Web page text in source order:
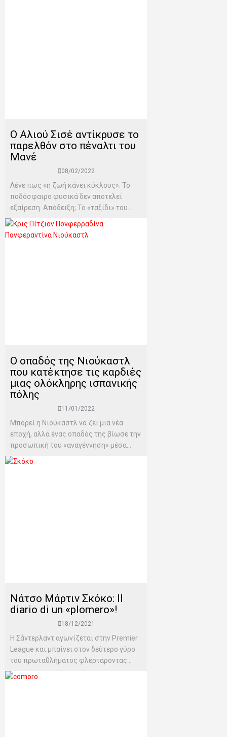
Ο Αλιού Σισέ αντίκρυσε το
παρελθόν στο πέναλτι του
Μανέ
08/02/2022
Λένε πως «η ζωή κάνει κύκλους». Το
ποδόσφαιρο φυσικά δεν αποτελεί
εξαίρεση. Απόδειξη; Το «ταξίδι» του...
Ο οπαδός της Νιούκαστλ
που κατέκτησε τις καρδιές
μιας ολόκληρης ισπανικής
πόλης
11/01/2022
Μπορεί η Νιούκαστλ να ζει μια νέα
εποχή, αλλά ένας οπαδός της βίωσε την
προσωπική του «αναγέννηση» μέσα...
Νάτσο Μάρτιν Σκόκο: Il
diario di un «plomero»!
18/12/2021
Η Σάντερλαντ αγωνίζεται στην Premier
League και μπαίνει στον δεύτερο γύρο
του πρωταθλήματος φλερτάροντας...